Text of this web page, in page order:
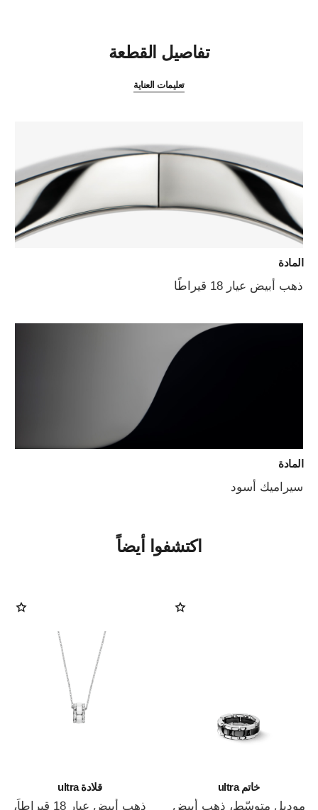
تفاصيل القطعة
تعليمات العناية
المادة
ذهب أبيض عيار 18 قيراطًا
المادة
سيراميك أسود
اكتشفوا أيضاً
خاتم ultra
موديل متوسّط، ذهب أبيض
قلادة ultra
ذهب أبيض عيار 18 قيراطاً،